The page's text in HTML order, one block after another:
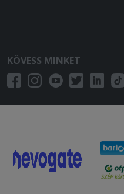
KÖVESS MINKET